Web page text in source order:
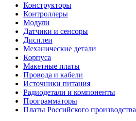
Конструкторы
Контроллеры
Модули
Датчики и сенсоры
Дисплеи
Механические детали
Корпуса
Макетные платы
Провода и кабели
Источники питания
Радиодетали и компоненты
Программаторы
Платы Российского производства